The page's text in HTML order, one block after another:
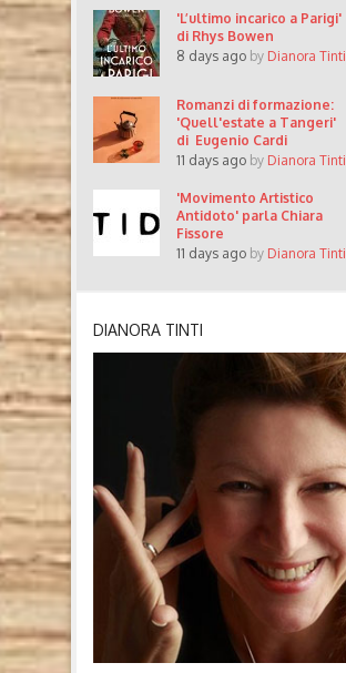
'L’ultimo incarico a Parigi'
di Rhys Bowen
8 days ago by Dianora Tinti
Romanzi di formazione:
'Quell'estate a Tangeri'
di Eugenio Cardi
11 days ago by Dianora Tinti
'Movimento Artistico
Antidoto' parla Chiara
Fissore
11 days ago by Dianora Tinti
DIANORA TINTI